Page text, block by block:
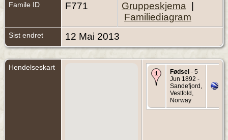
Famile ID F771 Gruppeskjema
Familiediagram
Sist endret 12 Mai 2013
Hendelseskart
Fødsel - 5
Jun 1892 -
Sandefjord,
Vestfold,
Norway